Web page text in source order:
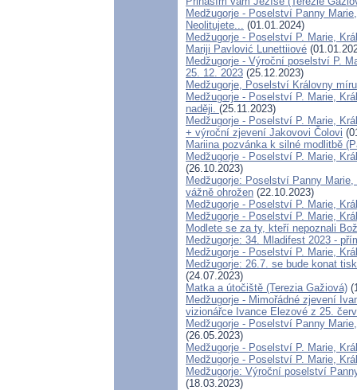
Medžugorje - Poselství Panny
Neolitujete... (01.01.2024)
Medžugorje - Poselství P. Marie,
Mariji Pavlović Lunettiiové
Medžugorje - Výroční poselství P.
25. 12. 2023 (25.12.2023)
Medžugorje, Poselství Královny
Medžugorje - Poselství P. Marie,
naději. (25.11.2023)
Medžugorje - Poselství P. Marie,
+ výroční zjevení Jakovovi Čolovi
Mariina pozvánka k silné modlitbě
Medžugorje - Poselství P. Marie,
(26.10.2023)
Medžugorje: Poselství Panny
vážně ohrožen (22.10.2023)
Medžugorje - Poselství P. Marie,
Medžugorje - Poselství P. Marie,
Modlete se za ty, kteří nepoznali
Medžugorje: 34. Mladifest 2023 -
Medžugorje - Poselství P. Marie,
Medžugorje: 26.7. se bude konat
(24.07.2023)
Matka a útočiště (Terezia Gažiová)
Medžugorje - Mimořádné zjevení
vizionářce Ivance Elezové z 25.
Medžugorje - Poselství Panny
(26.05.2023)
Medžugorje - Poselství P. Marie,
Medžugorje - Poselství P. Marie,
Medžugorje: Výroční poselství
(18.03.2023)